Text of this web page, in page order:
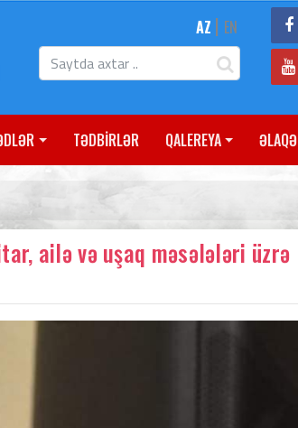
AZ | EN
TƏDBİRLƏR QALEREYA ƏLAQƏ
ailə və uşaq məsələləri üzrə